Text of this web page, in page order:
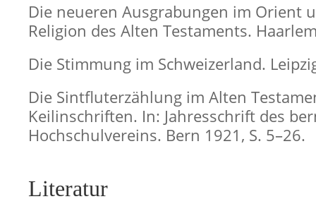
Die neueren Ausgrabungen im Orient
Religion des Alten Testaments.
Die Stimmung im Schweizerland.
Die Sintfluterzählung im Alten
Keilinschriften. In: Jahresschrift des
Hochschulvereins. Bern 1921, S. 5–26.
Literatur